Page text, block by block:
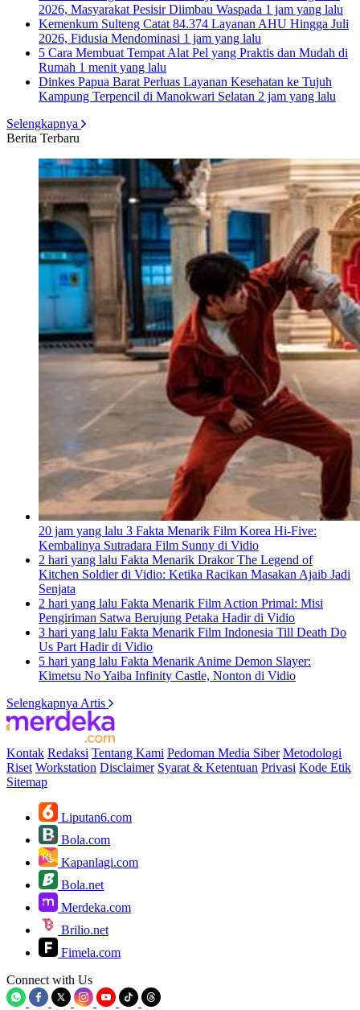
2026, Masyarakat Pesisir Diimbau Waspada 1 jam yang lalu
Kemenkum Sulteng Catat 84.374 Layanan AHU Hingga Juli
2026, Fidusia Mendominasi 1 jam yang lalu
5 Cara Membuat Tempat Alat Pel yang Praktis dan Mudah di
Rumah 1 menit yang lalu
Dinkes Papua Barat Perluas Layanan Kesehatan ke Tujuh
Kampung Terpencil di Manokwari Selatan 2 jam yang lalu
Selengkapnya
Berita Terbaru
20 jam yang lalu 3 Fakta Menarik Film Korea Hi-Five:
Kembalinya Sutradara Film Sunny di Vidio
2 hari yang lalu Fakta Menarik Drakor The Legend of
Kitchen Soldier di Vidio: Ketika Racikan Masakan Ajaib Jadi
Senjata
2 hari yang lalu Fakta Menarik Film Action Primal: Misi
Pengiriman Satwa Berujung Petaka Hadir di Vidio
3 hari yang lalu Fakta Menarik Film Indonesia Till Death Do
Us Part Hadir di Vidio
5 hari yang lalu Fakta Menarik Anime Demon Slayer:
Kimetsu No Yaiba Infinity Castle, Nonton di Vidio
Selengkapnya Artis
Kontak Redaksi Tentang Kami Pedoman Media Siber Metodologi
Riset Workstation Disclaimer Syarat & Ketentuan Privasi Kode Etik
Sitemap
Liputan6.com
Bola.com
Kapanlagi.com
Bola.net
Merdeka.com
Brilio.net
Fimela.com
Connect with Us